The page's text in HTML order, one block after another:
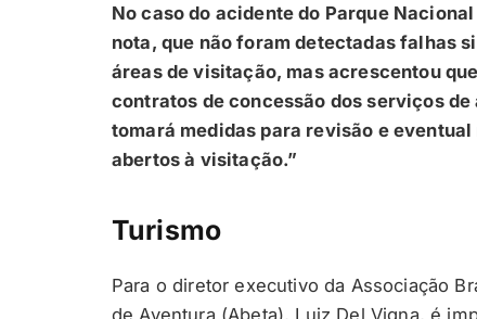
No caso do acidente do Parque
nota, que não foram detectadas falhas
áreas de visitação, mas acrescentou
contratos de concessão dos serviços
tomará medidas para revisão e
abertos à visitação.”
Turismo
Para o diretor executivo da Associação